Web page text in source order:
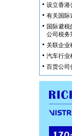
设立香港
有关国际
国际避税
公司税务
关联企业
汽车行业
百货公司